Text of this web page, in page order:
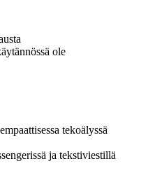
ole
tekoälyssä
ja tekstiviestillä